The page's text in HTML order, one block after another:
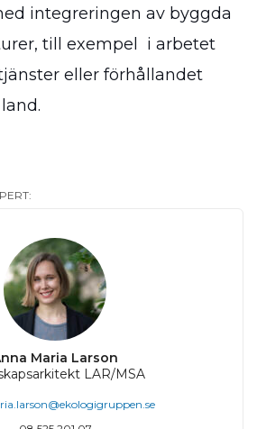
integreringen av byggda
till exempel i arbetet
eller förhållandet
Maria Larson
LAR/MSA